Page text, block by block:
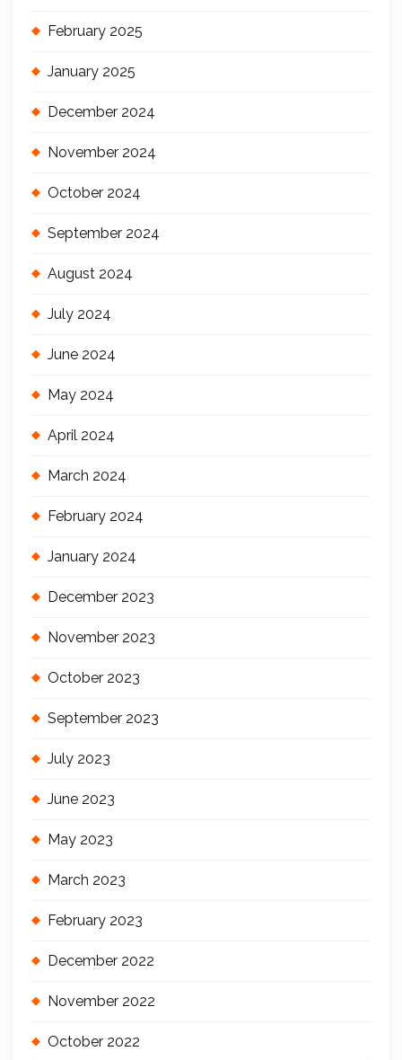
February 2025
January 2025
December 2024
November 2024
October 2024
September 2024
August 2024
July 2024
June 2024
May 2024
April 2024
March 2024
February 2024
January 2024
December 2023
November 2023
October 2023
September 2023
July 2023
June 2023
May 2023
March 2023
February 2023
December 2022
November 2022
October 2022